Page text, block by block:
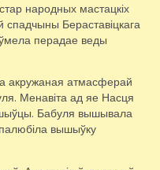
народных мастацкіх
спадчыны Бераставіцкага
перадае веды
акружаная атмасферай
Менавіта ад яе Насця
Бабуля вышывала
вышыўку